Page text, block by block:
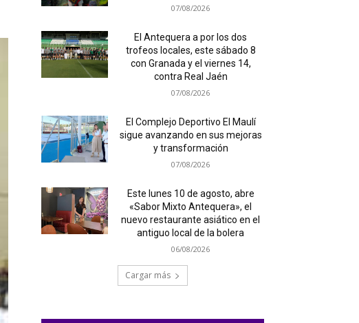
07/08/2026
El Antequera a por los dos
trofeos locales, este sábado 8
con Granada y el viernes 14,
contra Real Jaén
07/08/2026
El Complejo Deportivo El Maulí
sigue avanzando en sus mejoras
y transformación
07/08/2026
Este lunes 10 de agosto, abre
«Sabor Mixto Antequera», el
nuevo restaurante asiático en el
antiguo local de la bolera
06/08/2026
Cargar más